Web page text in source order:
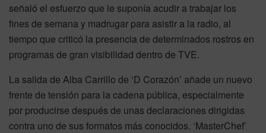
señaló el esfuerzo que le suponía acudir a trabajar los
fines de semana y madrugar para asistir a la radio, al
tiempo que criticó la presencia de determinados rostros en
programas de gran visibilidad dentro de TVE.
La salida de Alba Carrillo de ‘D Corazón’ añade un nuevo
frente de tensión para la cadena pública, especialmente
por producirse después de unas declaraciones dirigidas
contra uno de sus formatos más conocidos. ‘MasterChef’